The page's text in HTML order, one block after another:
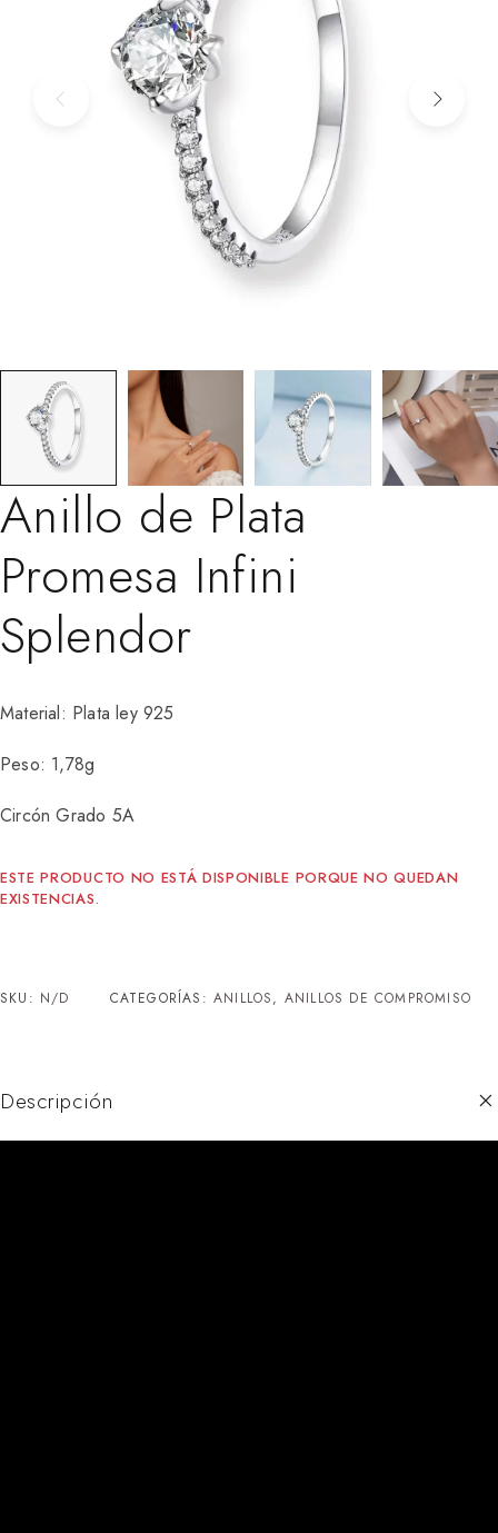
Anillo de Plata
Promesa Infini
Splendor
Material: Plata ley 925
Peso: 1,78g
Circón Grado 5A
ESTE PRODUCTO NO ESTÁ DISPONIBLE PORQUE NO QUEDAN
EXISTENCIAS.
SKU: N/D CATEGORÍAS:ANILLOS, ANILLOS DE COMPROMISO
Descripción